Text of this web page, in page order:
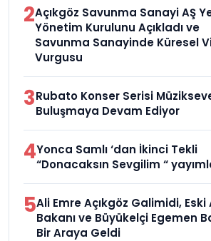
2Açıkgöz Savunma Sanayi AŞ
Yönetim Kurulunu Açıkladı ve
Savunma Sanayinde Küresel
Vurgusu
3Rubato Konser Serisi
Buluşmaya Devam Ediyor
4Yonca Samlı ‘dan İkinci Tekli
“Donacaksın Sevgilim “
5Ali Emre Açıkgöz Galimidi, Eski
Bakanı ve Büyükelçi Egemen
Bir Araya Geldi